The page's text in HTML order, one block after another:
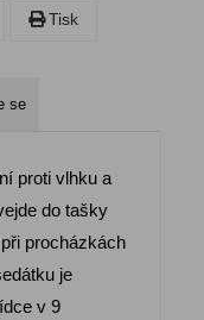
Tisk
se
proti vlhku a
do tašky
procházkách
je
v 9